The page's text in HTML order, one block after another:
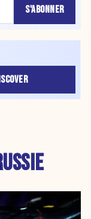
S'ABONNER